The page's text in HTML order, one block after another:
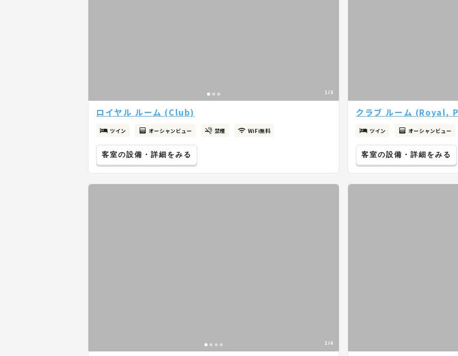
1/3
ロイヤル ルーム (Club)
ツイン オーシャンビュー 禁煙 WiFi無料
客室の設備・詳細をみる
クラブ ルーム (Royal,
ツイン オーシャンビュー
客室の設備・詳細をみる
1/4